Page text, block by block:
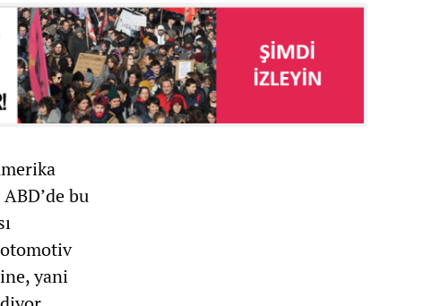
bu
yani